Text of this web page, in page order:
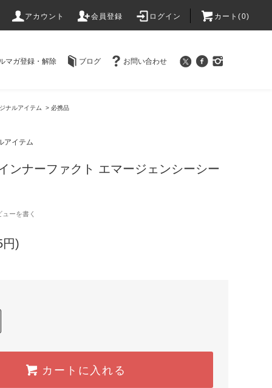
アカウント 会員登録 ログイン カート(0)
マガ登録・解除 ブログ お問い合わせ
ナルアイテム > 必携品
アイテム
ンナーファクト エマージェンシーシー
ューを書く
円)
カートに入れる